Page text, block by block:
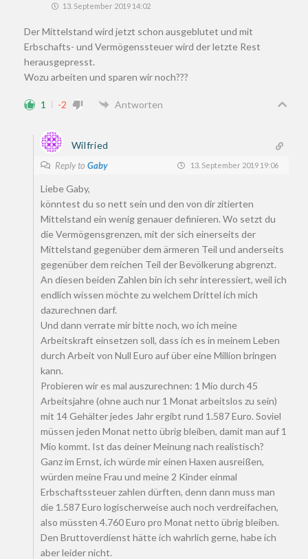
13. September 2019 14:02
Der Mittelstand wird jetzt schon ausgeblutet und mit
Erbschafts- und Vermögenssteuer wird der letzte Rest
herausgepresst.
Wozu arbeiten und sparen wir noch???
1 -2 Antworten
Wilfried
Reply to Gaby 13. September 2019 19:06
Liebe Gaby,
könntest du so nett sein und den von dir zitierten
Mittelstand ein wenig genauer definieren. Wo setzt du
die Vermögensgrenzen, mit der sich einerseits der
Mittelstand gegenüber dem ärmeren Teil und anderseits
gegenüber dem reichen Teil der Bevölkerung abgrenzt.
An diesen beiden Zahlen bin ich sehr interessiert, weil ich
endlich wissen möchte zu welchem Drittel ich mich
dazurechnen darf.
Und dann verrate mir bitte noch, wo ich meine
Arbeitskraft einsetzen soll, dass ich es in meinem Leben
durch Arbeit von Null Euro auf über eine Million bringen
kann.
Probieren wir es mal auszurechnen: 1 Mio durch 45
Arbeitsjahre (ohne auch nur 1 Monat arbeitslos zu sein)
mit 14 Gehälter jedes Jahr ergibt rund 1.587 Euro. Soviel
müssen jeden Monat netto übrig bleiben, damit man auf 1
Mio kommt. Ist das deiner Meinung nach realistisch?
Ganz im Ernst, ich würde mir einen Haxen ausreißen,
würden meine Frau und meine 2 Kinder einmal
Erbschaftssteuer zahlen dürften, denn dann muss man
die 1.587 Euro logischerweise auch noch verdreifachen,
also müssten 4.760 Euro pro Monat netto übrig bleiben.
Den Bruttoverdienst hätte ich wahrlich gerne, habe ich
aber leider nicht.